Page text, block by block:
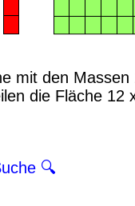
mit den
die Fläche 12
🔍